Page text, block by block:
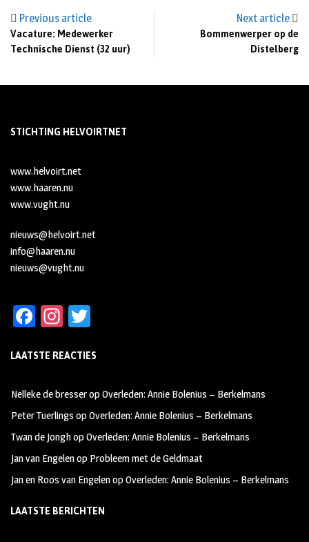
Previous article
Vacature: Medewerker
Technische Dienst (32 uur)
Next article
Bommenwerper op de
Distelberg
STICHTING HELVOIRTNET
www.helvoirt.net
www.haaren.nu
www.vught.nu
nieuws@helvoirt.net
info@haaren.nu
nieuws@vught.nu
Fa
b
oo
k
In
ag
m
tt
LAATSTE REACTIES
Nelleke de bresseropOverleden: Annie Bolenius – Berkelmans
Peter Tuerlings opOverleden: Annie Bolenius – Berkelmans
Twan de JonghopOverleden: Annie Bolenius – Berkelmans
Jan van Engelenop Probleem met de Geldmaat
Jan en Roos van EngelenopOverleden: Annie Bolenius – Berkelmans
LAATSTE BERICHTEN